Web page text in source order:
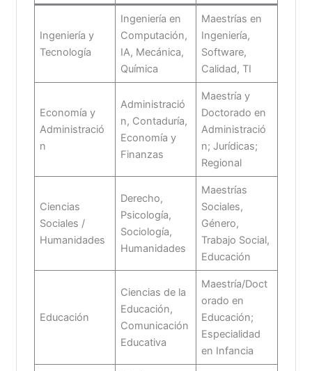
Ingeniería y
Tecnología
Ingeniería en
Computación,
IA, Mecánica,
Química
Maestrías en
Ingeniería,
Software,
Calidad, TI
Economía y
Administració
n
Administració
n, Contaduría,
Economía y
Finanzas
Maestría y
Doctorado en
Administració
n; Jurídicas;
Regional
Ciencias
Sociales /
Humanidades
Derecho,
Psicología,
Sociología,
Humanidades
Maestrías
Sociales,
Género,
Trabajo Social,
Educación
Educación
Ciencias de la
Educación,
Comunicación
Educativa
Maestría/Doct
orado en
Educación;
Especialidad
en Infancia